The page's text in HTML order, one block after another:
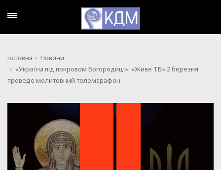
Головна
Новини
«Україна під покровом Богородиці». «Живе ТБ» 2 березня
проведе молитовний телемарафон